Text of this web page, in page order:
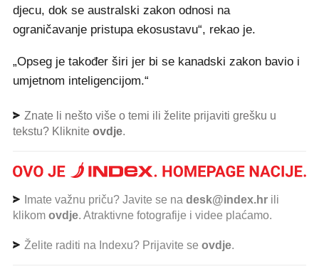
djecu, dok se australski zakon odnosi na
ograničavanje pristupa ekosustavu“, rekao je.
„Opseg je također širi jer bi se kanadski zakon bavio i
umjetnom inteligencijom.“
Znate li nešto više o temi ili želite prijaviti grešku u
tekstu? Kliknite ovdje.
Imate važnu priču? Javite se na desk@index.hr ili
klikom ovdje. Atraktivne fotografije i videe plaćamo.
Želite raditi na Indexu? Prijavite se ovdje.